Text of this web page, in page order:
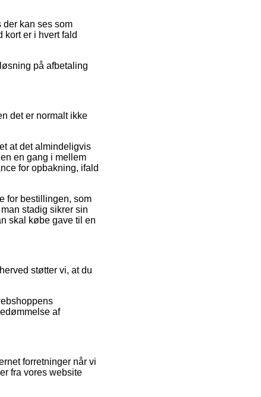
der kan ses som
er i hvert fald
på afbetaling
det er normalt ikke
at det almindeligvis
en gang i mellem
for opbakning, ifald
for bestillingen, som
stadig sikrer sin
skal købe gave til en
støtter vi, at du
af
forretninger når vi
fra vores website